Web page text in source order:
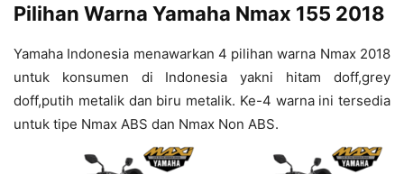
Pilihan Warna Yamaha Nmax 155 2018
Yamaha Indonesia menawarkan 4 pilihan warna Nmax 2018
untuk konsumen di Indonesia yakni hitam doff,grey
doff,putih metalik dan biru metalik. Ke-4 warna ini tersedia
untuk tipe Nmax ABS dan Nmax Non ABS.